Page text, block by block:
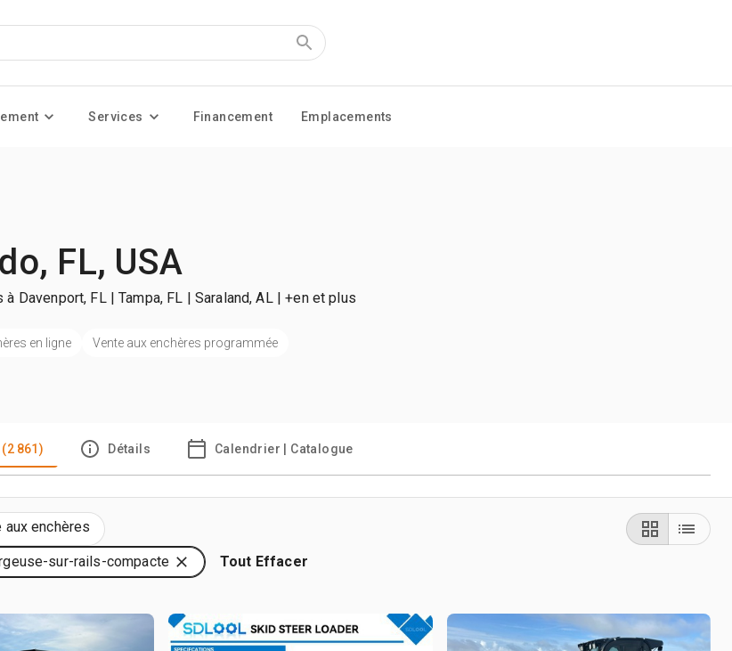
Services Financement Emplacements
FL, USA
Davenport, FL | Tampa, FL | Saraland, AL | +en et plus
en ligne Vente aux enchères programmée
861) Détails Calendrier | Catalogue
aux enchères
sur-rails-compacte
Tout Effacer